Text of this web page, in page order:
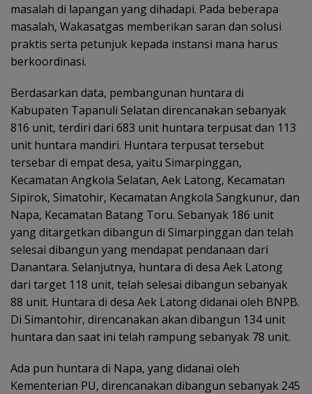
masalah di lapangan yang dihadapi. Pada beberapa
masalah, Wakasatgas memberikan saran dan solusi
praktis serta petunjuk kepada instansi mana harus
berkoordinasi.
Berdasarkan data, pembangunan huntara di
Kabupaten Tapanuli Selatan direncanakan sebanyak
816 unit, terdiri dari 683 unit huntara terpusat dan 113
unit huntara mandiri. Huntara terpusat tersebut
tersebar di empat desa, yaitu Simarpinggan,
Kecamatan Angkola Selatan, Aek Latong, Kecamatan
Sipirok, Simatohir, Kecamatan Angkola Sangkunur, dan
Napa, Kecamatan Batang Toru. Sebanyak 186 unit
yang ditargetkan dibangun di Simarpinggan dan telah
selesai dibangun yang mendapat pendanaan dari
Danantara. Selanjutnya, huntara di desa Aek Latong
dari target 118 unit, telah selesai dibangun sebanyak
88 unit. Huntara di desa Aek Latong didanai oleh BNPB.
Di Simantohir, direncanakan akan dibangun 134 unit
huntara dan saat ini telah rampung sebanyak 78 unit.
Ada pun huntara di Napa, yang didanai oleh
Kementerian PU, direncanakan dibangun sebanyak 245